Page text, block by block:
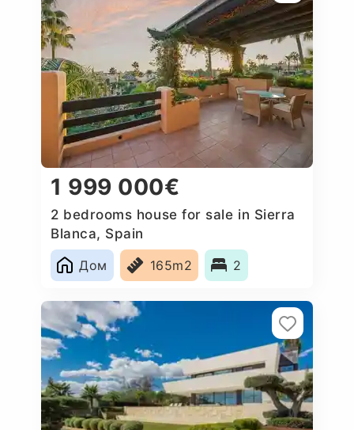
1 999 000€
2 bedrooms house for sale in Sierra
Blanca, Spain
Дом
165m2 2